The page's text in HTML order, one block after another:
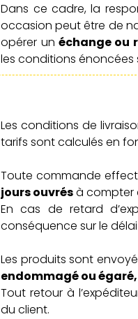
Dans ce cadre, la
occasion peut être de
opérer unéchange ou
les conditions énoncées
Les conditions de
tarifs sont calculés en
Toute commande
jours ouvrésà compter
En cas de retard
conséquence sur le
Les produits sont
endommagé ou
Tout retour à
du client.